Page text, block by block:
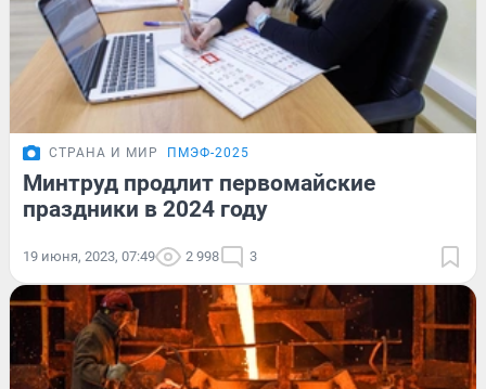
СТРАНА И МИР ПМЭФ-2025
Минтруд продлит первомайские
праздники в 2024 году
19 июня, 2023, 07:49 2 998 3